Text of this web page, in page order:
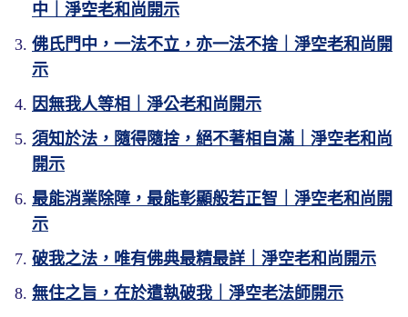
中｜淨空老和尚開示
佛氏門中，一法不立，亦一法不捨｜淨空老和尚開
示
因無我人等相｜淨公老和尚開示
須知於法，隨得隨捨，絕不著相自滿｜淨空老和尚
開示
最能消業除障，最能彰顯般若正智｜淨空老和尚開
示
破我之法，唯有佛典最精最詳｜淨空老和尚開示
無住之旨，在於遣執破我｜淨空老法師開示